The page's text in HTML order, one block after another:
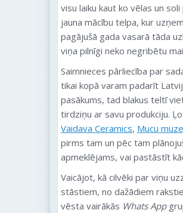
visu laiku kaut ko vēlas un
jauna mācību telpa, kur
pagājušā gada vasarā tāda
viņa pilnīgi neko negribētu
Saimnieces pārliecība par
tikai kopā varam padarīt
pasākums, tad blakus teltī
tirdziņu ar savu produkciju.
Vaidava Ceramics, Mucu
pirms tam un pēc tam
apmeklējams, vai pastāstīt
Vaicājot, kā cilvēki par viņu
stāstiem, no dažādiem
vēsta vairākās Whats App